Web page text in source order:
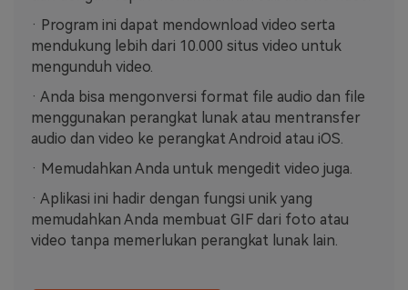
· Program ini dapat mendownload video serta
mendukung lebih dari 10.000 situs video untuk
mengunduh video.
· Anda bisa mengonversi format file audio dan file
menggunakan perangkat lunak atau mentransfer
audio dan video ke perangkat Android atau iOS.
· Memudahkan Anda untuk mengedit video juga.
· Aplikasi ini hadir dengan fungsi unik yang
memudahkan Anda membuat GIF dari foto atau
video tanpa memerlukan perangkat lunak lain.